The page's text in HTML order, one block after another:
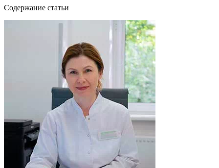
Cодержание статьи